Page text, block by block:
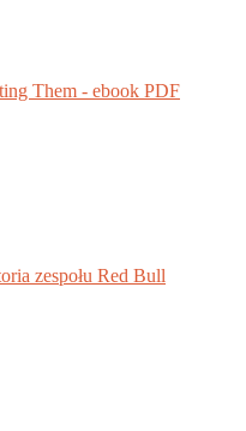
Them - ebook PDF
zespołu Red Bull